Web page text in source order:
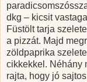
dkg – kicsit
Füstölt tarja
a pizzát. Majd
zöldpaprika
cikkekkel. Néhány
rajta, hogy jó